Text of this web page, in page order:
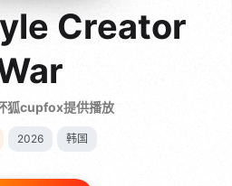
Creator
狐cupfox提供播放
2026 韩国